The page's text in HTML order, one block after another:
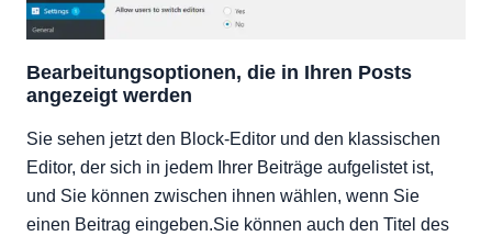
Bearbeitungsoptionen, die in Ihren Posts
angezeigt werden
Sie sehen jetzt den Block-Editor und den klassischen
Editor, der sich in jedem Ihrer Beiträge aufgelistet ist,
und Sie können zwischen ihnen wählen, wenn Sie
einen Beitrag eingeben.Sie können auch den Titel des